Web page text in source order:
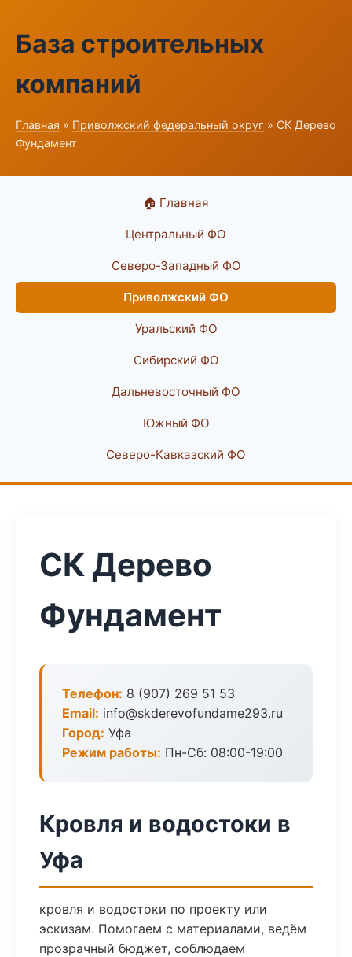
База строительных
компаний
Главная » Приволжский федеральный округ » СК Дерево
Фундамент
🏠 Главная
Центральный ФО
Северо-Западный ФО
Приволжский ФО
Уральский ФО
Сибирский ФО
Дальневосточный ФО
Южный ФО
Северо-Кавказский ФО
СК Дерево
Фундамент
Телефон: 8 (907) 269 51 53
Email: info@skderevofundame293.ru
Город: Уфа
Режим работы: Пн-Сб: 08:00-19:00
Кровля и водостоки в
Уфа
кровля и водостоки по проекту или
эскизам. Помогаем с материалами, ведём
прозрачный бюджет, соблюдаем